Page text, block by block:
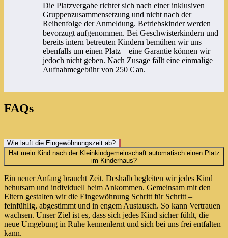
Die Platzvergabe richtet sich nach einer inklusiven
Gruppenzusammensetzung und nicht nach der
Reihenfolge der Anmeldung. Betriebskinder werden
bevorzugt aufgenommen. Bei Geschwisterkindern und
bereits intern betreuten Kindern bemühen wir uns
ebenfalls um einen Platz – eine Garantie können wir
jedoch nicht geben. Nach Zusage fällt eine einmalige
Aufnahmegebühr von 250 € an.
FAQs
Wie läuft die Eingewöhnungszeit ab?
Hat mein Kind nach der Kleinkindgemeinschaft automatisch einen Platz
im Kinderhaus?
Ein neuer Anfang braucht Zeit. Deshalb begleiten wir jedes Kind
behutsam und individuell beim Ankommen. Gemeinsam mit den
Eltern gestalten wir die Eingewöhnung Schritt für Schritt –
feinfühlig, abgestimmt und in engem Austausch. So kann Vertrauen
wachsen. Unser Ziel ist es, dass sich jedes Kind sicher fühlt, die
neue Umgebung in Ruhe kennenlernt und sich bei uns frei entfalten
kann.